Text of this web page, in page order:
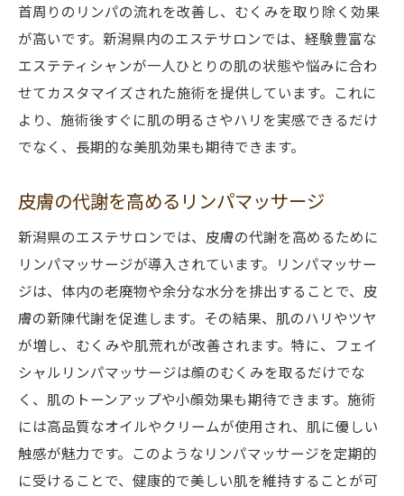
首周りのリンパの流れを改善し、むくみを取り除く効果
が高いです。新潟県内のエステサロンでは、経験豊富な
エステティシャンが一人ひとりの肌の状態や悩みに合わ
せてカスタマイズされた施術を提供しています。これに
より、施術後すぐに肌の明るさやハリを実感できるだけ
でなく、長期的な美肌効果も期待できます。
皮膚の代謝を高めるリンパマッサージ
新潟県のエステサロンでは、皮膚の代謝を高めるために
リンパマッサージが導入されています。リンパマッサー
ジは、体内の老廃物や余分な水分を排出することで、皮
膚の新陳代謝を促進します。その結果、肌のハリやツヤ
が増し、むくみや肌荒れが改善されます。特に、フェイ
シャルリンパマッサージは顔のむくみを取るだけでな
く、肌のトーンアップや小顔効果も期待できます。施術
には高品質なオイルやクリームが使用され、肌に優しい
触感が魅力です。このようなリンパマッサージを定期的
に受けることで、健康的で美しい肌を維持することが可